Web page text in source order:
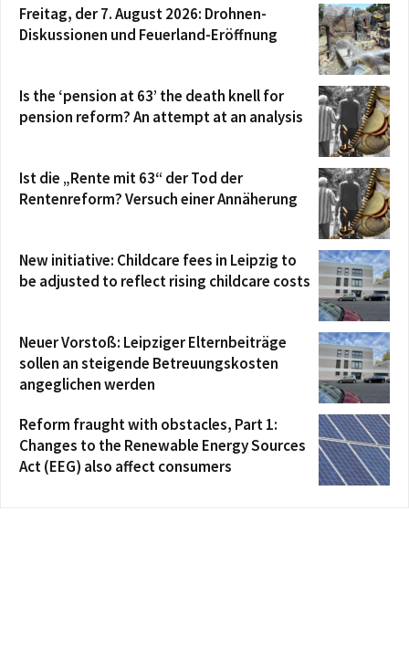
Freitag, der 7. August 2026: Drohnen-
Diskussionen und Feuerland-Eröffnung
Is the ‘pension at 63’ the death knell for
pension reform? An attempt at an analysis
Ist die „Rente mit 63“ der Tod der
Rentenreform? Versuch einer Annäherung
New initiative: Childcare fees in Leipzig to
be adjusted to reflect rising childcare costs
Neuer Vorstoß: Leipziger Elternbeiträge
sollen an steigende Betreuungskosten
angeglichen werden
Reform fraught with obstacles, Part 1:
Changes to the Renewable Energy Sources
Act (EEG) also affect consumers